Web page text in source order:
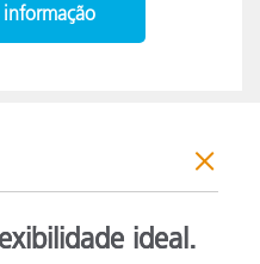
informação
ideal.